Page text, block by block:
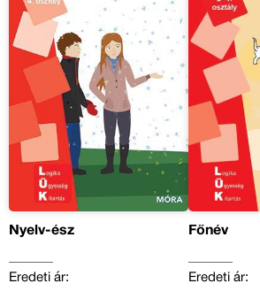
Nyelv-ész
Eredeti ár:
Főnév
Eredeti ár: